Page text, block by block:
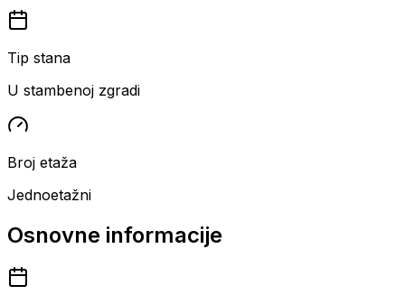
Tip stana
U stambenoj zgradi
Broj etaža
Jednoetažni
Osnovne informacije